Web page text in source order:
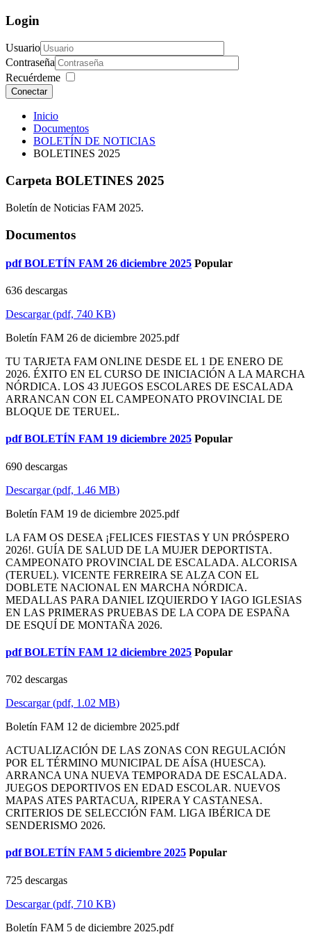
Login
Usuario
Contraseña
Recuérdeme
Conectar
Inicio
Documentos
BOLETÍN DE NOTICIAS
BOLETINES 2025
Carpeta BOLETINES 2025
Boletín de Noticias FAM 2025.
Documentos
pdf BOLETÍN FAM 26 diciembre 2025 Popular
636 descargas
Descargar(pdf, 740 KB)
Boletín FAM 26 de diciembre 2025.pdf
TU TARJETA FAM ONLINE DESDE EL 1 DE ENERO DE
2026. ÉXITO EN EL CURSO DE INICIACIÓN A LA MARCHA
NÓRDICA. LOS 43 JUEGOS ESCOLARES DE ESCALADA
ARRANCAN CON EL CAMPEONATO PROVINCIAL DE
BLOQUE DE TERUEL.
pdf BOLETÍN FAM 19 diciembre 2025 Popular
690 descargas
Descargar(pdf, 1.46 MB)
Boletín FAM 19 de diciembre 2025.pdf
LA FAM OS DESEA ¡FELICES FIESTAS Y UN PRÓSPERO
2026!. GUÍA DE SALUD DE LA MUJER DEPORTISTA.
CAMPEONATO PROVINCIAL DE ESCALADA. ALCORISA
(TERUEL). VICENTE FERREIRA SE ALZA CON EL
DOBLETE NACIONAL EN MARCHA NÓRDICA.
MEDALLAS PARA DANIEL IZQUIERDO Y IAGO IGLESIAS
EN LAS PRIMERAS PRUEBAS DE LA COPA DE ESPAÑA
DE ESQUÍ DE MONTAÑA 2026.
pdf BOLETÍN FAM 12 diciembre 2025 Popular
702 descargas
Descargar(pdf, 1.02 MB)
Boletín FAM 12 de diciembre 2025.pdf
ACTUALIZACIÓN DE LAS ZONAS CON REGULACIÓN
POR EL TÉRMINO MUNICIPAL DE AÍSA (HUESCA).
ARRANCA UNA NUEVA TEMPORADA DE ESCALADA.
JUEGOS DEPORTIVOS EN EDAD ESCOLAR. NUEVOS
MAPAS ATES PARTACUA, RIPERA Y CASTANESA.
CRITERIOS DE SELECCIÓN FAM. LIGA IBÉRICA DE
SENDERISMO 2026.
pdf BOLETÍN FAM 5 diciembre 2025 Popular
725 descargas
Descargar(pdf, 710 KB)
Boletín FAM 5 de diciembre 2025.pdf